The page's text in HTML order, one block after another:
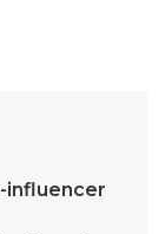
influencer